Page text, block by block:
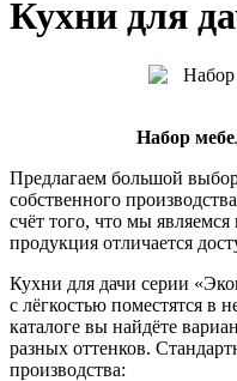
Кухни для
Набор
Предлагаем большой
собственного
счёт того, что мы
продукция отличается
Кухни для дачи серии
с лёгкостью поместятся
каталоге вы найдёте
разных оттенков.
производства: